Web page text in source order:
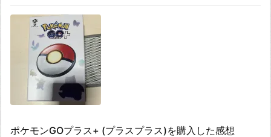
ポケモンGOプラス+ (プラスプラス)を購入した感想